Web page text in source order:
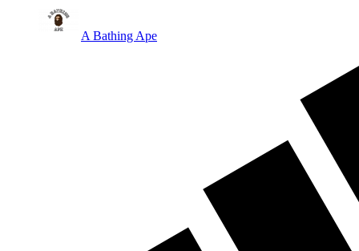
A Bathing Ape